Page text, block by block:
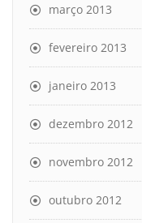
março 2013
fevereiro 2013
janeiro 2013
dezembro 2012
novembro 2012
outubro 2012